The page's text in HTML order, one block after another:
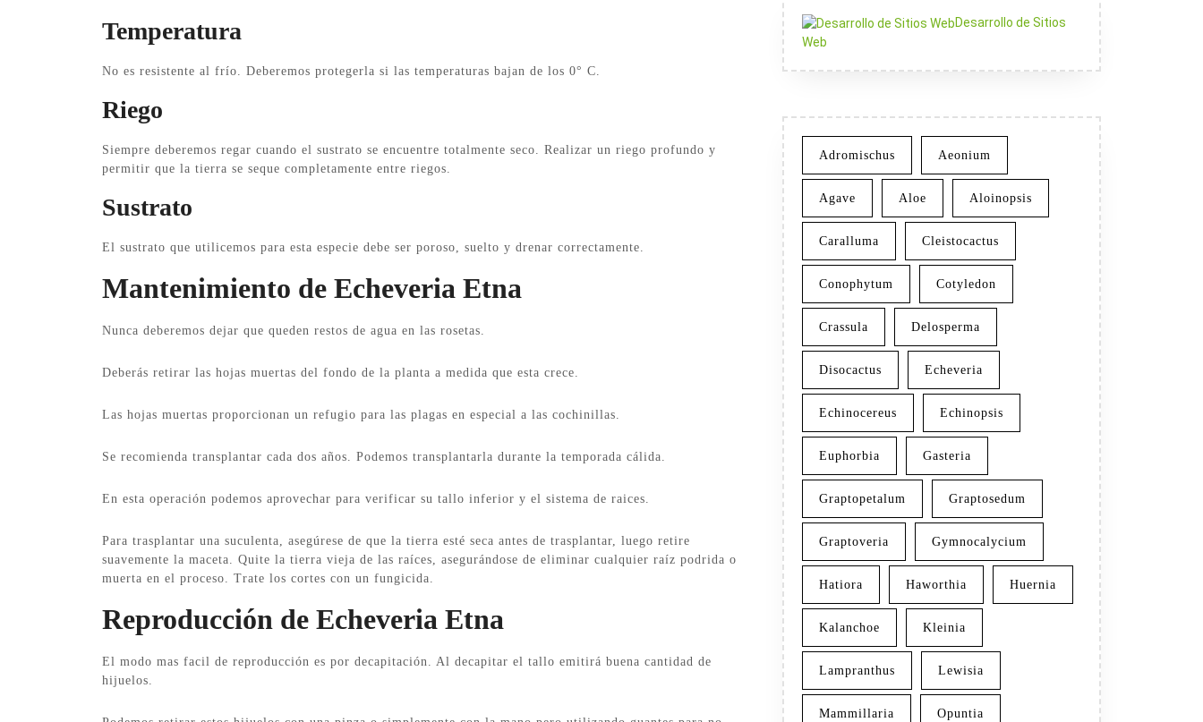
Temperatura
No es resistente al frío. Deberemos protegerla si las temperaturas bajan de los 0° C.
Riego
Siempre deberemos regar cuando el sustrato se encuentre totalmente seco. Realizar un riego profundo y
permitir que la tierra se seque completamente entre riegos.
Sustrato
El sustrato que utilicemos para esta especie debe ser poroso, suelto y drenar correctamente.
Mantenimiento de Echeveria Etna
Nunca deberemos dejar que queden restos de agua en las rosetas.
Deberás retirar las hojas muertas del fondo de la planta a medida que esta crece.
Las hojas muertas proporcionan un refugio para las plagas en especial a las cochinillas.
Se recomienda transplantar cada dos años. Podemos transplantarla durante la temporada cálida.
En esta operación podemos aprovechar para verificar su tallo inferior y el sistema de raices.
Para trasplantar una suculenta, asegúrese de que la tierra esté seca antes de trasplantar, luego retire
suavemente la maceta. Quite la tierra vieja de las raíces, asegurándose de eliminar cualquier raíz podrida o
muerta en el proceso. Trate los cortes con un fungicida.
Reproducción de Echeveria Etna
El modo mas facil de reproducción es por decapitación. Al decapitar el tallo emitirá buena cantidad de
hijuelos.
Desarrollo de Sitios
Web
Adromischus Aeonium
Agave Aloe Aloinopsis
Caralluma Cleistocactus
Conophytum Cotyledon
Crassula Delosperma
Disocactus Echeveria
Echinocereus Echinopsis
Euphorbia Gasteria
Graptopetalum Graptosedum
Graptoveria Gymnocalycium
Hatiora Haworthia Huernia
Kalanchoe Kleinia
Lampranthus Lewisia
Mammillaria Opuntia